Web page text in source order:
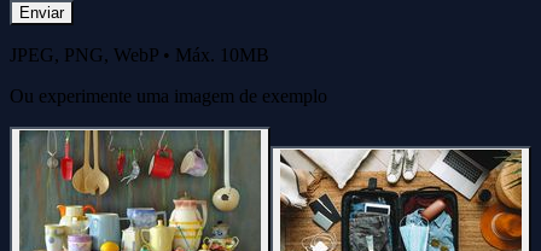
Enviar
JPEG, PNG, WebP • Máx. 10MB
Ou experimente uma imagem de exemplo